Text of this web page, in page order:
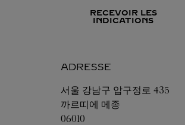
RECEVOIR LES
INDICATIONS
ADRESSE
서울 강남구 압구정로 435
까르띠에 메종
06010